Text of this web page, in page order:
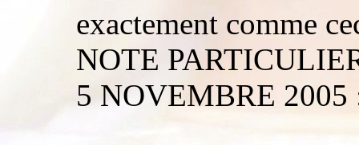
exactement comme
NOTE
5 NOVEMBRE 2005